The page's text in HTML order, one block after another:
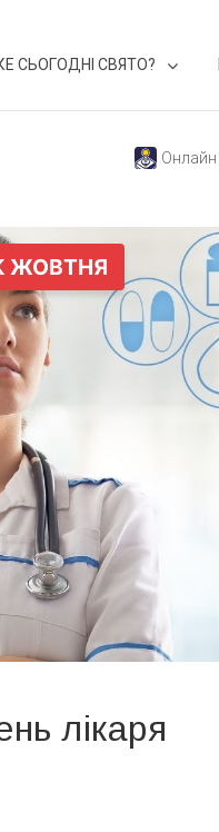
СЬОГОДНІ СВЯТО?
Онлайн
лікаря